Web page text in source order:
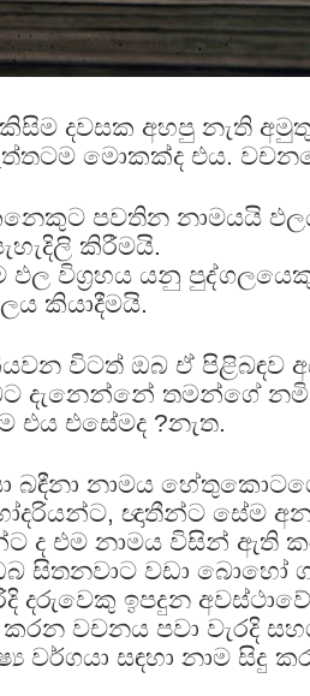
දවසක අහපු නැති
මොකක්ද එය.
පවතින නාමයයි
කිරීමයි.
ඵල විග්‍රහය යනු
කියාදීමයි.
විටත් ඔබ ඒ පිළිබඳව
දැනෙන්නේ තමන්ගේ
එය එසේමද ?නැත.
බඳීනා නාමය
ඥාතීන්ට සේම
ද එම නාමය විසින් ඇති
සිතනවාට වඩා බොහෝ
දරුවෙකු ඉපදුන
කරන වචනය පවා වැරදි
වර්ගයා සඳහා නාම